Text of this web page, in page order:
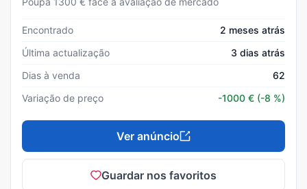
Encontrado
2 meses atrás
Última actualização
3 dias atrás
Dias à venda
62
Variação de preço
-1000 € (-8 %)
Ver anúncio
Guardar nos favoritos